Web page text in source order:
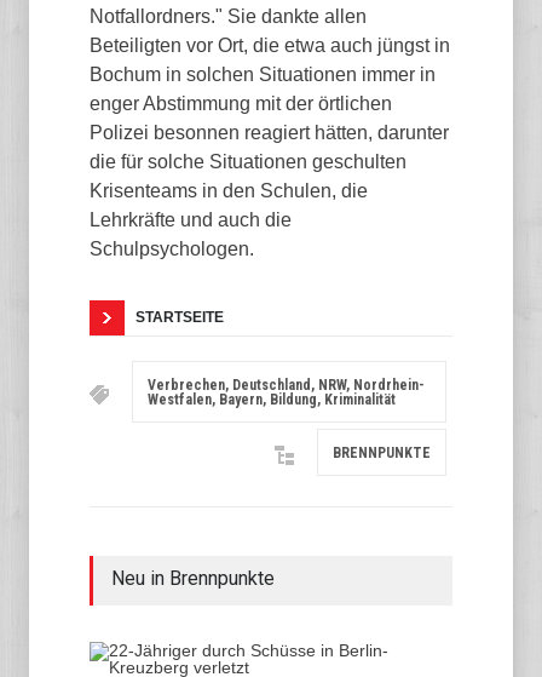
Notfallordners." Sie dankte allen
Beteiligten vor Ort, die etwa auch jüngst in
Bochum in solchen Situationen immer in
enger Abstimmung mit der örtlichen
Polizei besonnen reagiert hätten, darunter
die für solche Situationen geschulten
Krisenteams in den Schulen, die
Lehrkräfte und auch die
Schulpsychologen.
STARTSEITE
Verbrechen, Deutschland, NRW, Nordrhein-
Westfalen, Bayern, Bildung, Kriminalität
BRENNPUNKTE
Neu in Brennpunkte